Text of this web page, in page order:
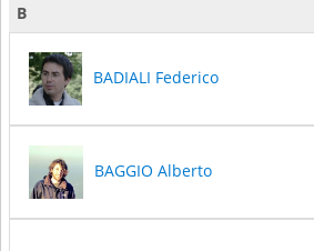
B
BADIALI Federico
BAGGIO Alberto